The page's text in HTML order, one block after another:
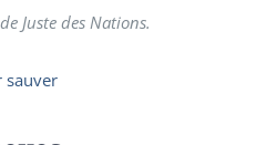
Juste des Nations.
sauver